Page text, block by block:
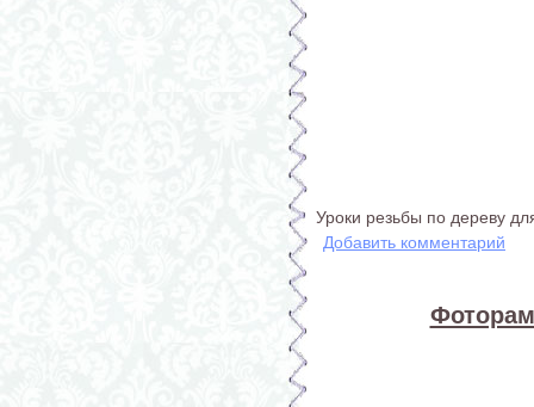
Уроки резьбы по дереву
Добавить комментарий